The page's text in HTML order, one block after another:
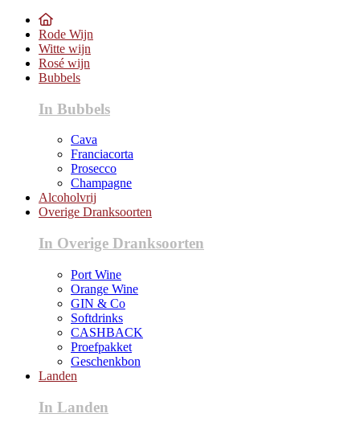
Rode Wijn
Witte wijn
Rosé wijn
Bubbels
In Bubbels
Cava
Franciacorta
Prosecco
Champagne
Alcoholvrij
Overige Dranksoorten
In Overige Dranksoorten
Port Wine
Orange Wine
GIN & Co
Softdrinks
CASHBACK
Proefpakket
Geschenkbon
Landen
In Landen